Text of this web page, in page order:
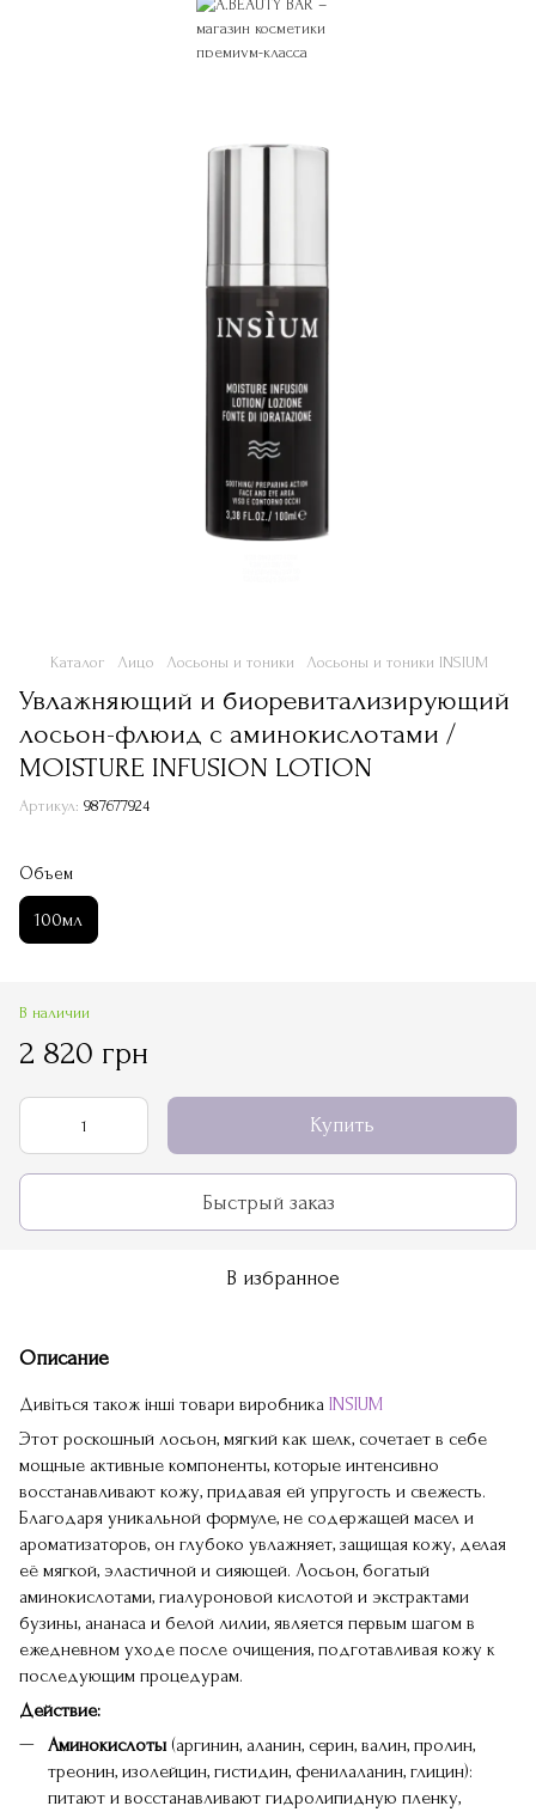
Каталог Лицо Лосьоны и тоники Лосьоны и тоники INSIUM
Увлажняющий и биоревитализирующий
лосьон-флюид с аминокислотами /
MOISTURE INFUSION LOTION
Артикул: 987677924
Объем
100мл
В наличии
2 820 грн
Купить
Быстрый заказ
В избранное
Описание
Дивіться також інші товари виробника INSIUM
Этот роскошный лосьон, мягкий как шелк, сочетает в себе
мощные активные компоненты, которые интенсивно
восстанавливают кожу, придавая ей упругость и свежесть.
Благодаря уникальной формуле, не содержащей масел и
ароматизаторов, он глубоко увлажняет, защищая кожу, делая
её мягкой, эластичной и сияющей. Лосьон, богатый
аминокислотами, гиалуроновой кислотой и экстрактами
бузины, ананаса и белой лилии, является первым шагом в
ежедневном уходе после очищения, подготавливая кожу к
последующим процедурам.
Действие:
Аминокислоты (аргинин, аланин, серин, валин, пролин,
треонин, изолейцин, гистидин, фенилаланин, глицин):
питают и восстанавливают гидролипидную пленку,